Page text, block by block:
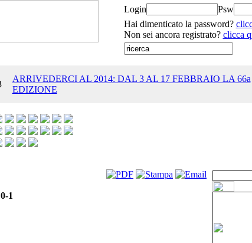
Login
Psw
Hai dimenticato la password?
Non sei ancora registrato? clicca
ARRIVEDERCI AL 2014: DAL 3 AL 17 FEBBRAIO LA 66a
EDIZIONE
1